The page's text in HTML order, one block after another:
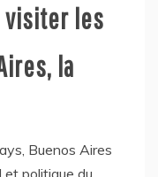
visiter les
la
Buenos Aires
et politique du